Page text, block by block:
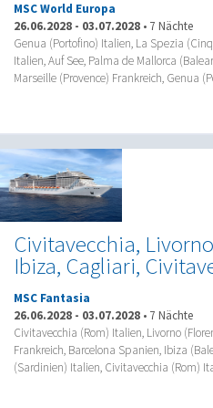
MSC World Europa
26.06.2028 - 03.07.2028 • 7 Nächte
Genua (Portofino) Italien, La Spezia
Italien, Auf See, Palma de Mallorca
Marseille (Provence) Frankreich, Genua
Civitavecchia,
Ibiza, Cagliari,
MSC Fantasia
26.06.2028 - 03.07.2028 • 7 Nächte
Civitavecchia (Rom) Italien, Livorno
Frankreich, Barcelona Spanien, Ibiza
(Sardinien) Italien, Civitavecchia (Rom)